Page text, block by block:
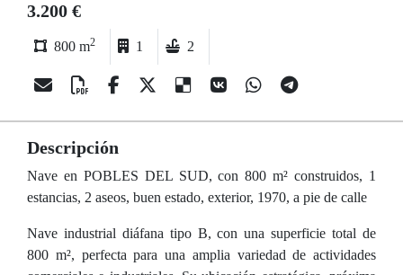
3.200 €
800 m2 1 2
Descripción
Nave en POBLES DEL SUD, con 800 m² construidos, 1
estancias, 2 aseos, buen estado, exterior, 1970, a pie de calle
Nave industrial diáfana tipo B, con una superficie total de
800 m², perfecta para una amplia variedad de actividades